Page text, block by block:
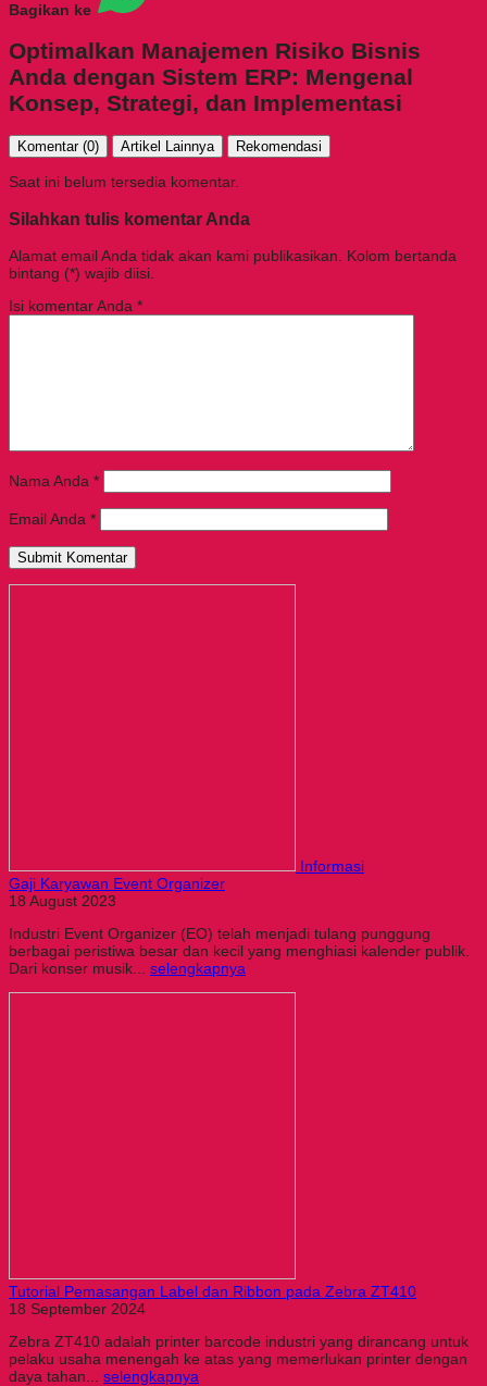
Bagikan ke
Optimalkan Manajemen Risiko Bisnis
Anda dengan Sistem ERP: Mengenal
Konsep, Strategi, dan Implementasi
Komentar (0) Artikel Lainnya Rekomendasi
Saat ini belum tersedia komentar.
Silahkan tulis komentar Anda
Alamat email Anda tidak akan kami publikasikan. Kolom bertanda
bintang (*) wajib diisi.
Isi komentar Anda *
Nama Anda *
Email Anda *
Informasi
Gaji Karyawan Event Organizer
18 August 2023
Industri Event Organizer (EO) telah menjadi tulang punggung
berbagai peristiwa besar dan kecil yang menghiasi kalender publik.
Dari konser musik... selengkapnya
Tutorial Pemasangan Label dan Ribbon pada Zebra ZT410
18 September 2024
Zebra ZT410 adalah printer barcode industri yang dirancang untuk
pelaku usaha menengah ke atas yang memerlukan printer dengan
daya tahan... selengkapnya